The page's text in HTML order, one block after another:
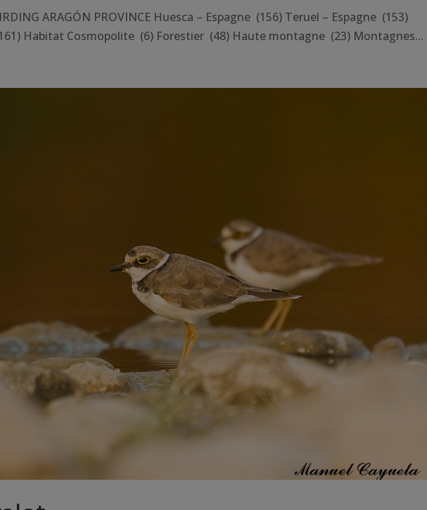
ARAGÓN PROVINCE Huesca – Espagne (156) Teruel – Espagne (153)
Habitat Cosmopolite (6) Forestier (48) Haute montagne (23) Montagnes...